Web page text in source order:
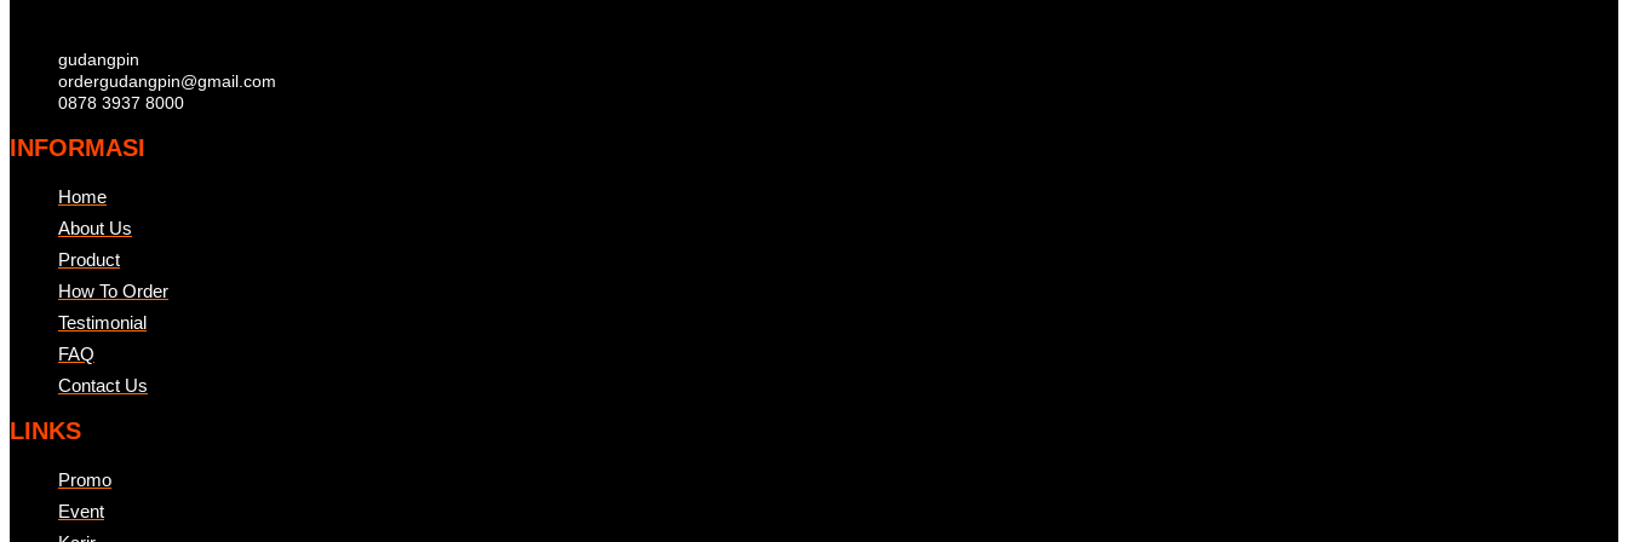
gudangpin
ordergudangpin@gmail.com
0878 3937 8000
INFORMASI
Home
About Us
Product
How To Order
Testimonial
FAQ
Contact Us
LINKS
Promo
Event